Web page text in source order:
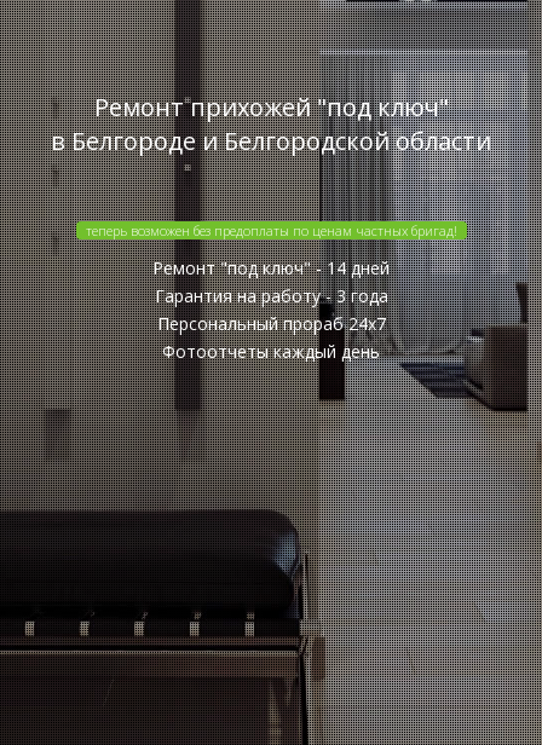
Ремонт прихожей "под ключ"
в Белгороде и Белгородской области
теперь возможен без предоплаты по ценам частных бригад!
Ремонт "под ключ" - 14 дней
Гарантия на работу - 3 года
Персональный прораб 24x7
Фотоотчеты каждый день